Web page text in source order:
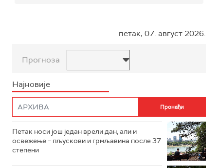
петак, 07. август 2026.
Прогноза
Најновије
Петак носи још један врели дан, али и
освежење – пљускови и грмљавина после 37
степени